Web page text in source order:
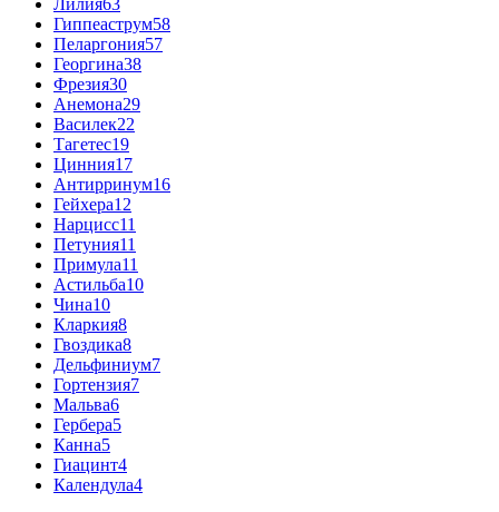
Лилия63
Гиппеаструм58
Пеларгония57
Георгина38
Фрезия30
Анемона29
Василек22
Тагетес19
Цинния17
Антирринум16
Гейхера12
Нарцисс11
Петуния11
Примула11
Астильба10
Чина10
Кларкия8
Гвоздика8
Дельфиниум7
Гортензия7
Мальва6
Гербера5
Канна5
Гиацинт4
Календула4